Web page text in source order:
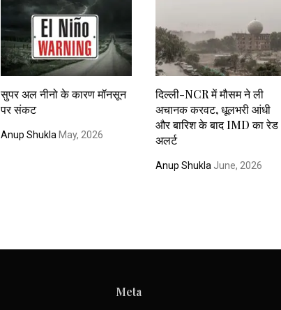
सुपर अल नीनो के कारण मॉनसून
पर संकट
Anup ShuklaMay, 2026
दिल्ली-NCR में मौसम ने ली
अचानक करवट, धूलभरी आंधी
और बारिश के बाद IMD का रेड
अलर्ट
Anup Shukla June, 2026
Meta